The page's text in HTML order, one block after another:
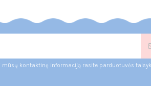
kontaktinę informaciją rasite parduotuvės